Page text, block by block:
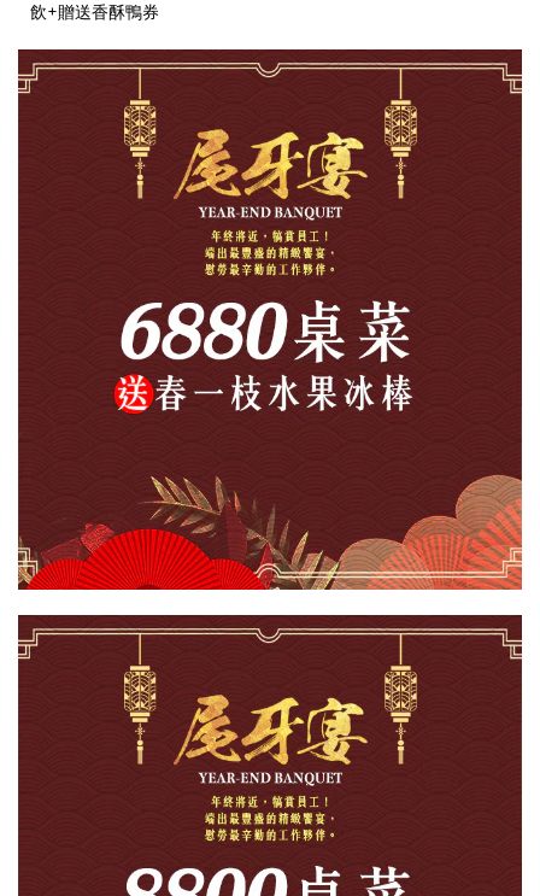
飲+贈送香酥鴨券